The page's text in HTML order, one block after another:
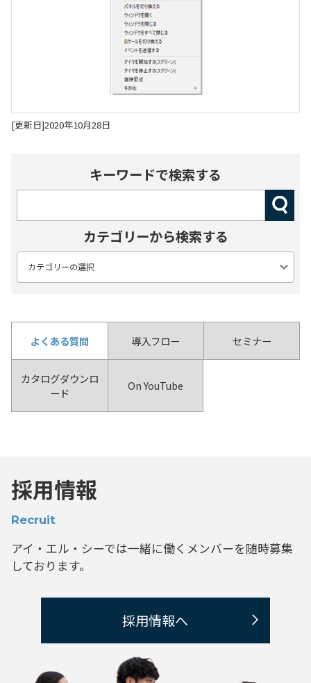
[更新日]2020年10月28日
キーワードで検索する
カテゴリーから検索する
よくある質問 導入フロー セミナー
カタログダウンロ
ード
On YouTube
採用情報
Recruit
アイ・エル・シーでは一緒に働くメンバーを随時募集
しております。
採用情報へ